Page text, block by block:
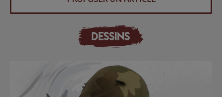
DESSINS